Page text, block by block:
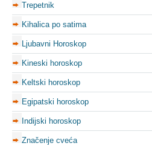
Trepetnik
Kihalica po satima
Ljubavni Horoskop
Kineski horoskop
Keltski horoskop
Egipatski horoskop
Indijski horoskop
Značenje cveća